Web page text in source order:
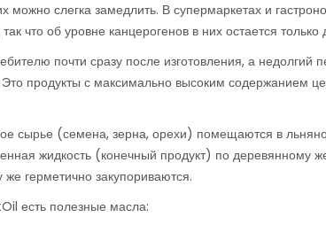
слегка замедлить. В супермаркетах и
что об уровне канцерогенов в них остается только
почти сразу после изготовления, а недолгий
продукты с максимально высоким содержанием
сырье (семена, зерна, орехи) помещаются в
жидкость (конечный продукт) по деревянному
герметично закупориваются.
есть полезные масла: